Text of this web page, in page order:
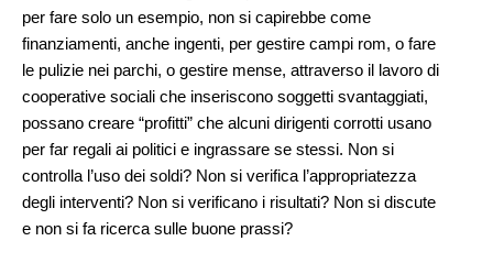
per fare solo un esempio, non si capirebbe come
finanziamenti, anche ingenti, per gestire campi rom, o fare
le pulizie nei parchi, o gestire mense, attraverso il lavoro di
cooperative sociali che inseriscono soggetti svantaggiati,
possano creare “profitti” che alcuni dirigenti corrotti usano
per far regali ai politici e ingrassare se stessi. Non si
controlla l’uso dei soldi? Non si verifica l’appropriatezza
degli interventi? Non si verificano i risultati? Non si discute
e non si fa ricerca sulle buone prassi?